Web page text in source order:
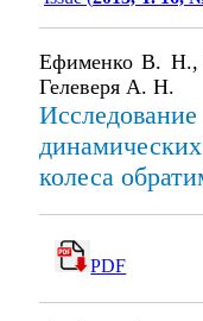
Ефименко В. Н.,
Гелеверя А. Н.
колеса
PDF